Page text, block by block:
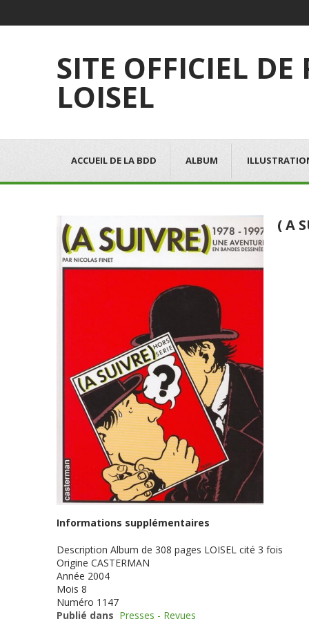
SITE OFFICIEL DE
LOISEL
ACCUEIL DE LA BDD ALBUM
( A
Informations supplémentaires
Description Album de 308 pages LOISEL cité 3 fois
Origine CASTERMAN
Année 2004
Mois 8
Numéro 1147
Publié dans Presses - Revues